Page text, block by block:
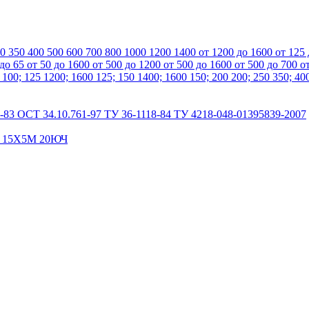
350 400 500 600 700 800 1000 1200 1400 от 1200 до 1600 от 125
65 от 50 до 1600 от 500 до 1200 от 500 до 1600 от 500 до 700
100; 125 1200; 1600 125; 150 1400; 1600 150; 200 200; 250 350;
83 ОСТ 34.10.761-97 ТУ 36-1118-84 ТУ 4218-048-01395839-2007
15Х5М 20ЮЧ